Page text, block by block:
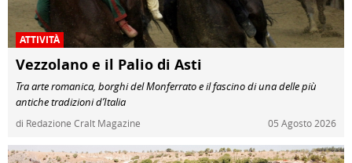
ATTIVITÀ
Vezzolano e il Palio di Asti
Tra arte romanica, borghi del Monferrato e il fascino di una delle più
antiche tradizioni d’Italia
di Redazione Cralt Magazine 05 Agosto 2026